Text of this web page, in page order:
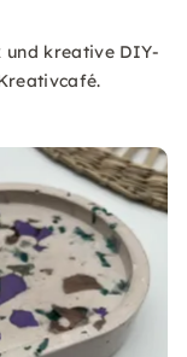
und kreative DIY-